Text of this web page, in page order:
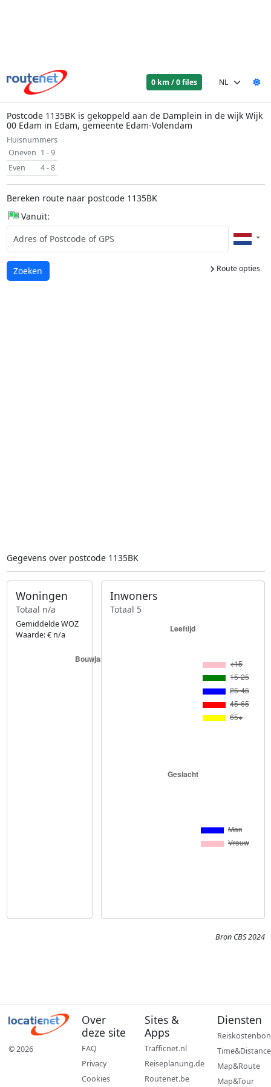
0 km / 0 files
Postcode 1135BK is gekoppeld aan de Damplein in de wijk Wijk
00 Edam in Edam, gemeente Edam-Volendam
Huisnummers
Oneven 1 - 9
Even
4 - 8
Bereken route naar postcode 1135BK
Vanuit:
Route opties
Laden...
Zoeken
Gegevens over postcode 1135BK
Woningen
Totaal n/a
Gemiddelde WOZ
Waarde: € n/a
Inwoners
Totaal 5
Bron CBS 2024
© 2026
Over
deze site
FAQ
Privacy
Cookies
Sites &
Apps
Trafficnet.nl
Reiseplanung.de
Routenet.be
Diensten
Reiskostenbon
Time&Distance
Map&Route
Map&Tour